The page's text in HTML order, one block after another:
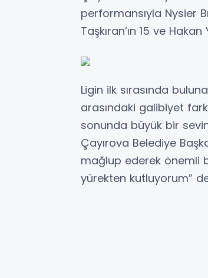
performansıyla Nysier
Taşkıran’ın 15 ve
Ligin ilk sırasında
arasındaki galibiyet
sonunda büyük bir
Çayırova Belediye
mağlup ederek önemli
yürekten kutluyorum”